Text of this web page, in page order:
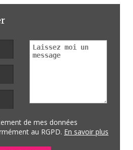
de mes données
au RGPD. En savoir plus